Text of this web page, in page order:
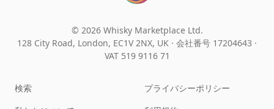
© 2026 Whisky Marketplace Ltd.
128 City Road, London, EC1V 2NX, UK · 会社番号 17204643 ·
VAT 519 9116 71
検索
プライバシーポリシー